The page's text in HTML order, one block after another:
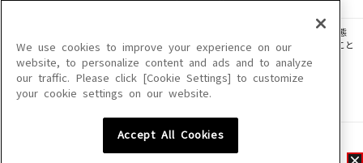
このサイトに掲載されている一切の文章・画像・写真・動画・音声等を、手段や形態
を問わず、著作権法の定める範囲を超えて無断で複製、転載、ファイル化などすること
を禁じます。
楽曲及びコンテンツは、機種によりご利用いただけない場合があります。
楽曲及びコンテンツの配信日、配信内容が変更になる場合があります。
We use cookies to improve your experience on our
website, to personalize content and ads and to analyze
our traffic. Please click [Cookie Settings] to customize
your cookie settings on our website.
Accept All Cookies